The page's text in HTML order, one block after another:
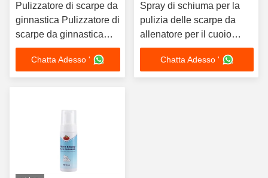
Pulizzatore di scarpe da
ginnastica Pulizzatore di
scarpe da ginnastica
Pulizzatore a secco
Chatta Adesso '
Spray di schiuma per la
pulizia delle scarpe da
allenatore per il cuoio
Nubuck Prodotto di pulizia
istantanea
Chatta Adesso '